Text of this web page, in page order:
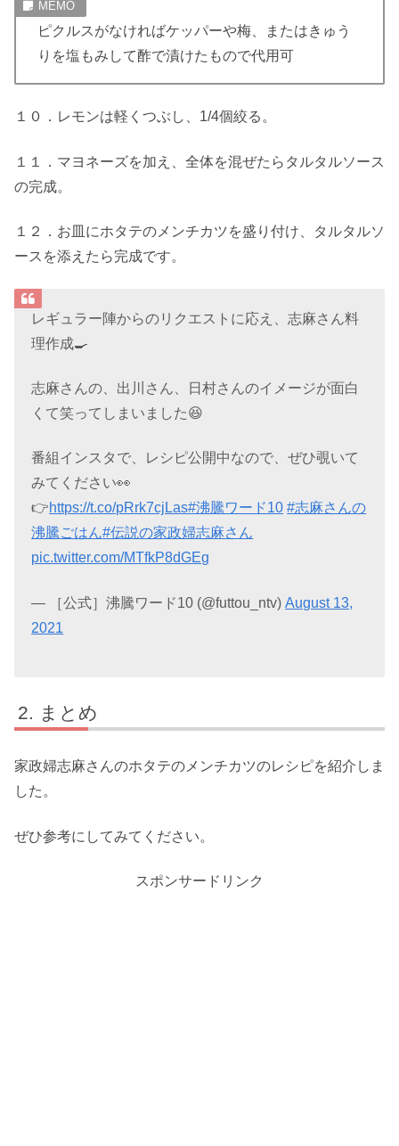
ピクルスがなければケッパーや梅、またはきゅう
りを塩もみして酢で漬けたもので代用可
１０．レモンは軽くつぶし、1/4個絞る。
１１．マヨネーズを加え、全体を混ぜたらタルタルソース
の完成。
１２．お皿にホタテのメンチカツを盛り付け、タルタルソ
ースを添えたら完成です。
レギュラー陣からのリクエストに応え、志麻さん料
理作成🍳
志麻さんの、出川さん、日村さんのイメージが面白
くて笑ってしまいました😆
番組インスタで、レシピ公開中なので、ぜひ覗いて
みてください👀
👉https://t.co/pRrk7cjLas#沸騰ワード10 #志麻さんの
沸騰ごはん#伝説の家政婦志麻さん
pic.twitter.com/MTfkP8dGEg
— ［公式］沸騰ワード10 (@futtou_ntv)August 13,
2021
まとめ
家政婦志麻さんのホタテのメンチカツのレシピを紹介しま
した。
ぜひ参考にしてみてください。
スポンサードリンク